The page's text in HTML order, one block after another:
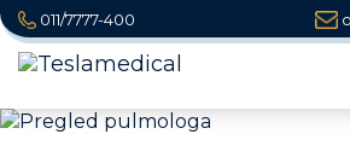
011/7777-400